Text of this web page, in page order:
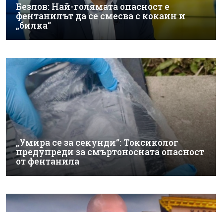
Безлов: Най-голямата опасност е
фентанилът да се смесва с кокаин и
„билка“
„Умира се за секунди“: Токсиколог
предупреди за смъртоносната опасност
от фентанила